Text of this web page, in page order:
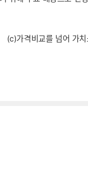
(c)가격비교를 넘어 가